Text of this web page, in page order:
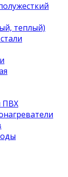
теплый)
ПВХ